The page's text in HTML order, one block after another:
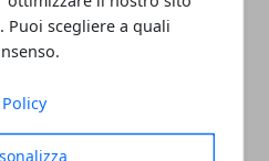
Puoi scegliere a quali